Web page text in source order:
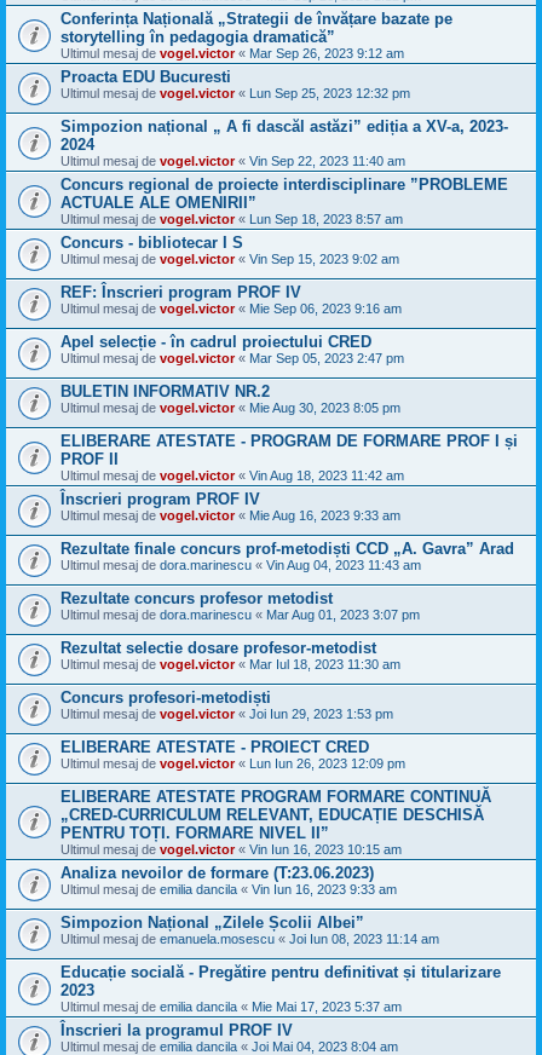
Conferința Națională „Strategii de învățare bazate pe
storytelling în pedagogia dramatică”
Ultimul mesaj de vogel.victor« Mar Sep 26, 2023 9:12 am
Proacta EDU Bucuresti
Ultimul mesaj de vogel.victor« Lun Sep 25, 2023 12:32 pm
Simpozion național „ A fi dascăl astăzi” ediția a XV-a, 2023-
2024
Ultimul mesaj de vogel.victor« Vin Sep 22, 2023 11:40 am
Concurs regional de proiecte interdisciplinare ”PROBLEME
ACTUALE ALE OMENIRII”
Ultimul mesaj de vogel.victor« Lun Sep 18, 2023 8:57 am
Concurs - bibliotecar I S
Ultimul mesaj de vogel.victor« Vin Sep 15, 2023 9:02 am
REF: Înscrieri program PROF IV
Ultimul mesaj de vogel.victor« Mie Sep 06, 2023 9:16 am
Apel selecție - în cadrul proiectului CRED
Ultimul mesaj de vogel.victor« Mar Sep 05, 2023 2:47 pm
BULETIN INFORMATIV NR.2
Ultimul mesaj de vogel.victor« Mie Aug 30, 2023 8:05 pm
ELIBERARE ATESTATE - PROGRAM DE FORMARE PROF I și
PROF II
Ultimul mesaj de vogel.victor« Vin Aug 18, 2023 11:42 am
Înscrieri program PROF IV
Ultimul mesaj de vogel.victor« Mie Aug 16, 2023 9:33 am
Rezultate finale concurs prof-metodiști CCD „A. Gavra” Arad
Ultimul mesaj de dora.marinescu « Vin Aug 04, 2023 11:43 am
Rezultate concurs profesor metodist
Ultimul mesaj de dora.marinescu « Mar Aug 01, 2023 3:07 pm
Rezultat selectie dosare profesor-metodist
Ultimul mesaj de vogel.victor« Mar Iul 18, 2023 11:30 am
Concurs profesori-metodiști
Ultimul mesaj de vogel.victor« Joi Iun 29, 2023 1:53 pm
ELIBERARE ATESTATE - PROIECT CRED
Ultimul mesaj de vogel.victor« Lun Iun 26, 2023 12:09 pm
ELIBERARE ATESTATE PROGRAM FORMARE CONTINUĂ
„CRED-CURRICULUM RELEVANT, EDUCAȚIE DESCHISĂ
PENTRU TOȚI. FORMARE NIVEL II”
Ultimul mesaj de vogel.victor« Vin Iun 16, 2023 10:15 am
Analiza nevoilor de formare (T:23.06.2023)
Ultimul mesaj de emilia dancila « Vin Iun 16, 2023 9:33 am
Simpozion Național „Zilele Școlii Albei”
Ultimul mesaj de emanuela.mosescu « Joi Iun 08, 2023 11:14 am
Educație socială - Pregătire pentru definitivat și titularizare
2023
Ultimul mesaj de emilia dancila « Mie Mai 17, 2023 5:37 am
Înscrieri la programul PROF IV
Ultimul mesaj de emilia dancila « Joi Mai 04, 2023 8:04 am